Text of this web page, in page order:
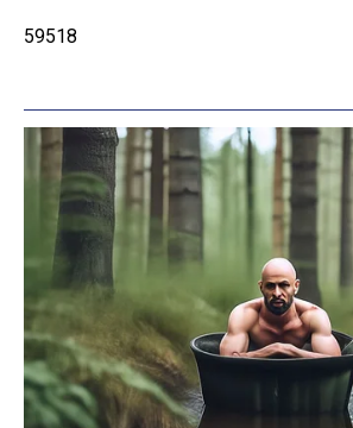
59518